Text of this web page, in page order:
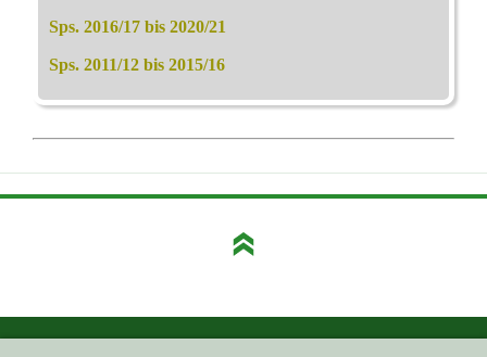
Sps. 2016/17 bis 2020/21
Sps. 2011/12 bis 2015/16